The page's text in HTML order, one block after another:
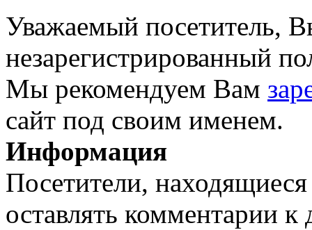
Уважаемый посетитель,
незарегистрированный
Мы рекомендуем Вам
сайт под своим именем.
Информация
Посетители,
оставлять комментарии